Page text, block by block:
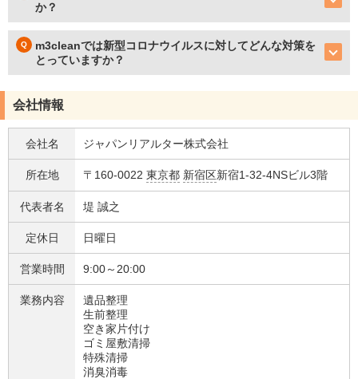
か？
m3cleanでは新型コロナウイルスに対してどんな対策を
とっていますか？
会社情報
会社名 ジャパンリアルター株式会社
所在地 〒160-0022 東京都 新宿区新宿1-32-4NSビル3階
代表者名 堤 誠之
定休日 日曜日
営業時間 9:00～20:00
業務内容
遺品整理
生前整理
空き家片付け
ゴミ屋敷清掃
特殊清掃
消臭消毒